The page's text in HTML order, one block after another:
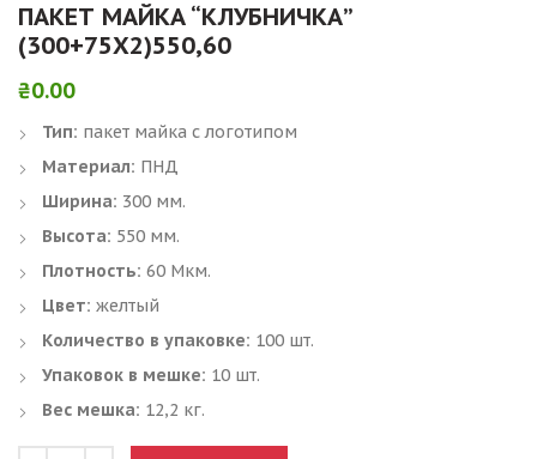
ПАКЕТ МАЙКА “КЛУБНИЧКА”
(300+75Х2)550,60
₴0.00
Тип: пакет майка с логотипом
Материал: ПНД
Ширина: 300 мм.
Высота: 550 мм.
Плотность: 60 Мкм.
Цвет: желтый
Количество в упаковке: 100 шт.
Упаковок в мешке: 10 шт.
Вес мешка: 12,2 кг.